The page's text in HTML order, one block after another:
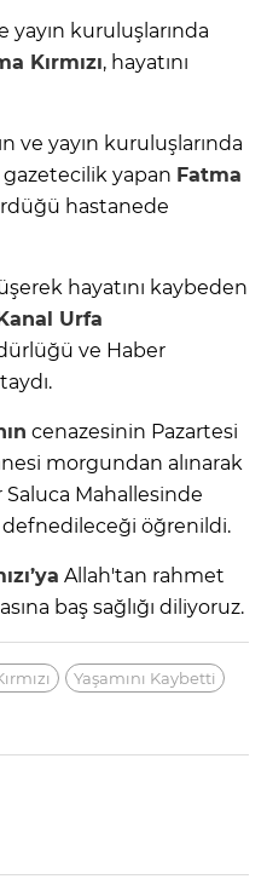
yayın kuruluşlarında
Kırmızı, hayatını
ve yayın kuruluşlarında
yapan Fatma
hastanede
hayatını kaybeden
Urfa
ve Haber
cenazesinin Pazartesi
morgundan alınarak
Saluca Mahallesinde
defnedileceği öğrenildi.
Allah'tan rahmet
baş sağlığı diliyoruz.
Yaşamını Kaybetti